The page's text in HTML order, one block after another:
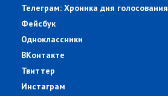
Телеграм: Хроника дня голосования
Фейсбук
Одноклассники
ВКонтакте
Твиттер
Инстаграм